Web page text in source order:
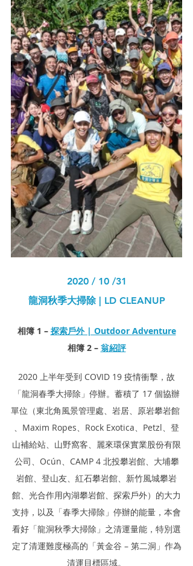
2020 / 10 /31
龍洞秋季大掃除 | LD CLEANUP
相簿 1 – 探索戶外 | Outdoor Adventure
相簿 2 – 翁紹評
2020 上半年受到 COVID 19 疫情衝擊，故
「龍洞春季大掃除」停辦。蓄積了 17 個協辦
單位（東北角風景管理處、岩居、原岩攀岩館
、Maxim Ropes、Rock Exotica、Petzl、登
山補給站、山野窩客、麗來環保實業股份有限
公司、Ocún、CAMP 4 北投攀岩館、大埔攀
岩館、登山友、紅石攀岩館、新竹風城攀岩
館、光合作用內湖攀岩館、探索戶外）的大力
支持，以及「春季大掃除」停辦的能量，本會
看好「龍洞秋季大掃除」之清運量能，特別選
定了清運難度極高的「黃金谷 – 第二洞」作為
清運目標區域。